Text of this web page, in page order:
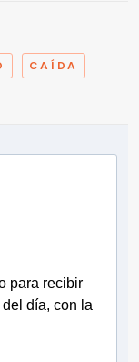
CAÍDA
para recibir
día, con la